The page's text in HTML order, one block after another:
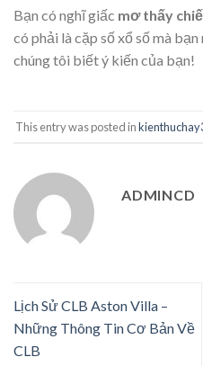
Bạn có nghĩ giấc mơ thấy
có phải là cặp số xổ số mà
chúng tôi biết ý kiến của bạn!
This entry was posted in
ADMINCD
Lịch Sử CLB Aston Villa –
Những Thông Tin Cơ Bản Về
CLB